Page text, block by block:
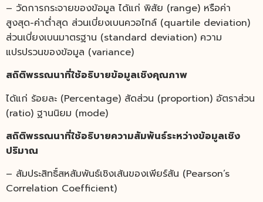
– วัดการกระจายของข้อมูล ได้แก่ พิสัย (range) หรือค่า
สูงสุด-ค่าต่ำสุด ส่วนเบี่ยงเบนควอไทล์ (quartile deviation)
ส่วนเบี่ยงเบนมาตรฐาน (standard deviation) ความ
แปรปรวนของข้อมูล (variance)
สถิติพรรณนาที่ใช้อธิบายข้อมูลเชิงคุณภาพ
ได้แก่ ร้อยละ (Percentage) สัดส่วน (proportion) อัตราส่วน
(ratio) ฐานนิยม (mode)
สถิติพรรณนาที่ใช้อธิบายความสัมพันธ์ระหว่างข้อมูลเชิง
ปริมาณ
– สัมประสิทธิ์สหสัมพันธ์เชิงเส้นของเพียร์สัน (Pearson’s
Correlation Coefficient)